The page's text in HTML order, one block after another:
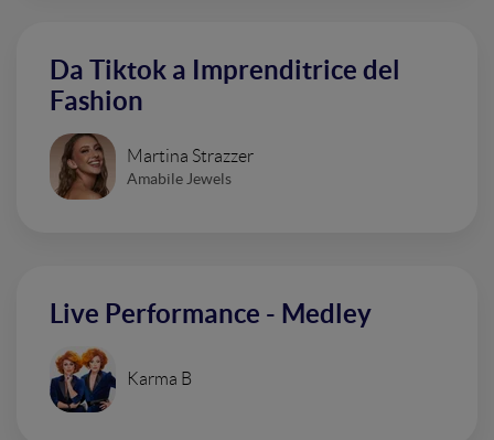
Da Tiktok a Imprenditrice del
Fashion
Martina Strazzer
Amabile Jewels
Live Performance - Medley
Karma B